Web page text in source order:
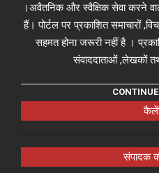
।अवैतनिक और स्वैक्षिक सेवा करने
हैं। पोर्टल पर प्रकाशित समाचारों
सहमत होना जरूरी नहीं है ।
संवाददाताओं ,लेखकों
संपादक